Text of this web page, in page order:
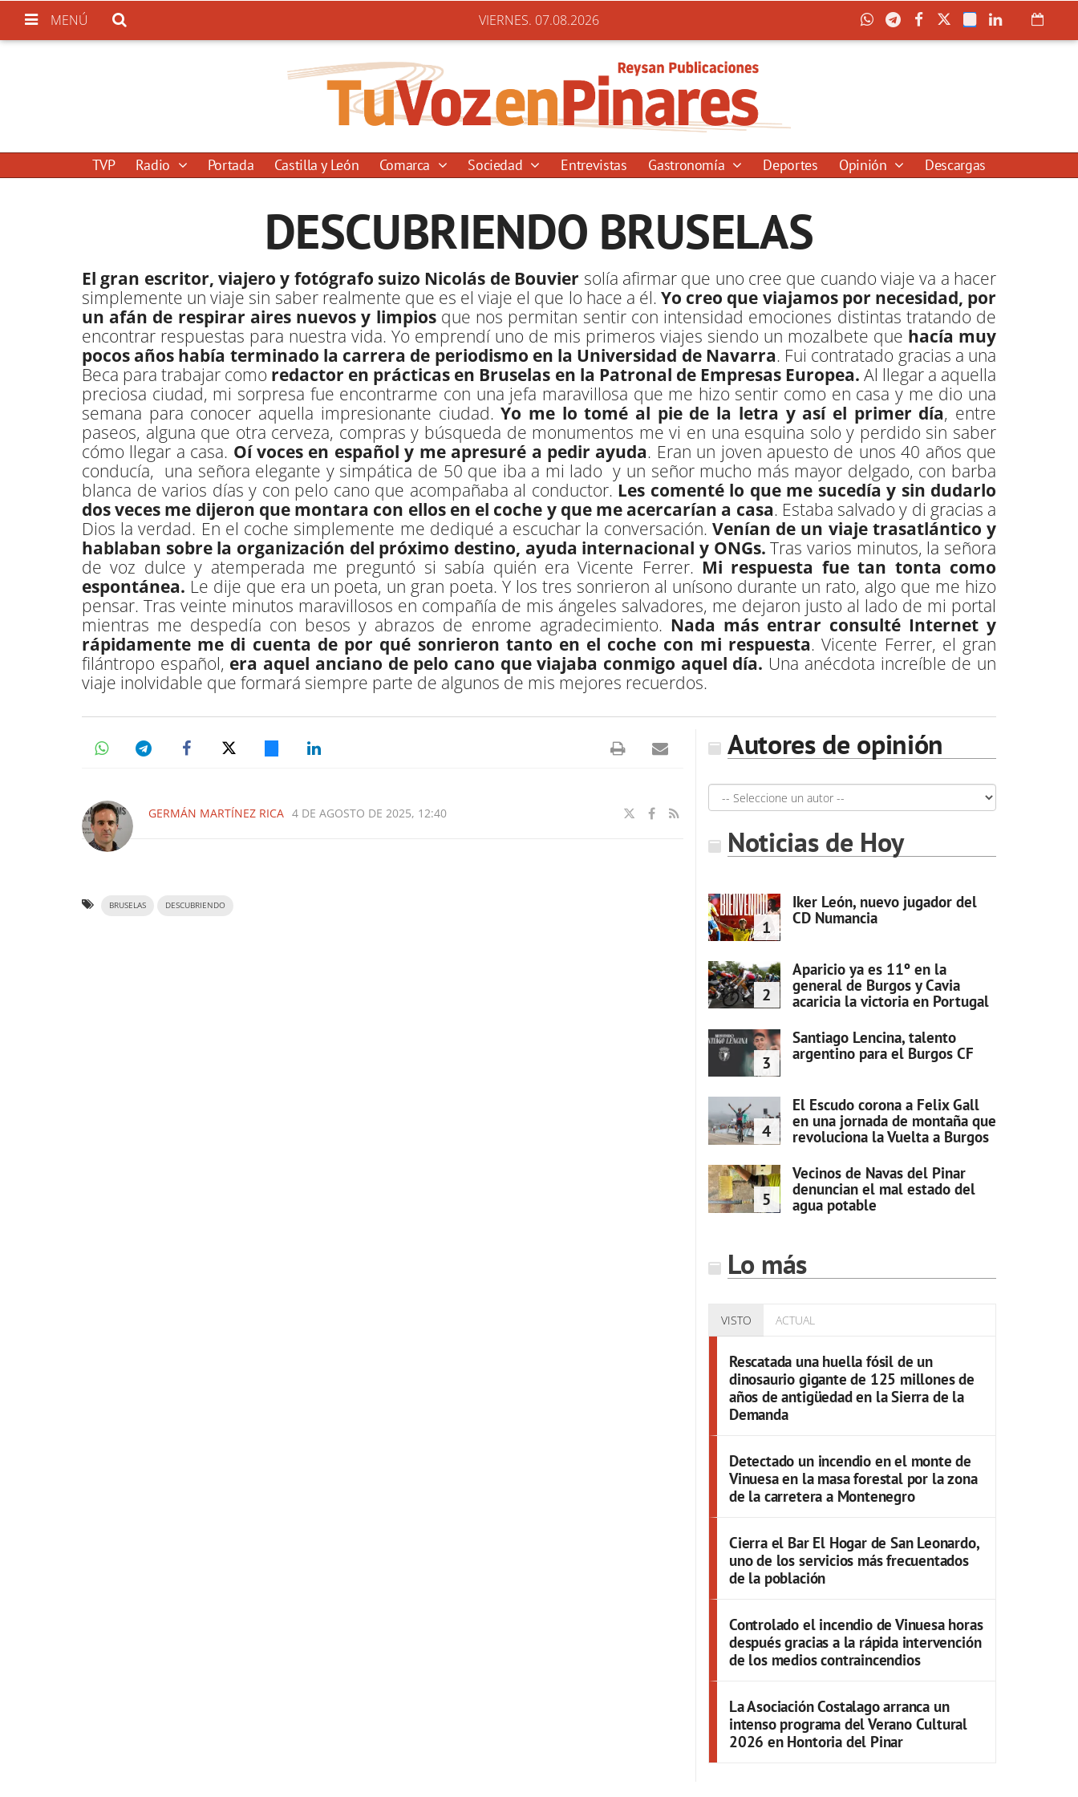
MENÚ VIERNES. 07.08.2026
TVP Radio Portada Castilla y León Comarca Sociedad Entrevistas Gastronomía Deportes Opinión Descargas
DESCUBRIENDO BRUSELAS
El gran escritor, viajero y fotógrafo suizo Nicolás de Bouvier solía afirmar que uno cree que cuando viaje va a hacer
simplemente un viaje sin saber realmente que es el viaje el que lo hace a él.Yo creo que viajamos por necesidad, por
un afán de respirar aires nuevos y limpiosque nos permitan sentir con intensidad emociones distintas tratando de
encontrar respuestas para nuestra vida. Yo emprendí uno de mis primeros viajes siendo un mozalbete que hacía muy
pocos años había terminado la carrera de periodismo en la Universidad de Navarra. Fui contratado gracias a una
Beca para trabajar como redactor en prácticas en Bruselas en la Patronal de Empresas Europea. Al llegar a aquella
preciosa ciudad, mi sorpresa fue encontrarme con una jefa maravillosa que me hizo sentir como en casa y me dio una
semana para conocer aquella impresionante ciudad.Yo me lo tomé al pie de la letra y así el primer día, entre
paseos, alguna que otra cerveza, compras y búsqueda de monumentos me vi en una esquina solo y perdido sin saber
cómo llegar a casa. Oí voces en español y me apresuré a pedir ayuda. Eran un joven apuesto de unos 40 años que
conducía, una señora elegante y simpática de 50 que iba a mi lado y un señor mucho más mayor delgado, con barba
blanca de varios días y con pelo cano que acompañaba al conductor. Les comenté lo que me sucedía y sin dudarlo
dos veces me dijeron que montara con ellos en el coche y que me acercarían a casa. Estaba salvado y di gracias a
Dios la verdad. En el coche simplemente me dediqué a escuchar la conversación. Venían de un viaje trasatlántico y
hablaban sobre la organización del próximo destino, ayuda internacional y ONGs. Tras varios minutos, la señora
de voz dulce y atemperada me preguntó si sabía quién era Vicente Ferrer. Mi respuesta fue tan tonta como
espontánea. Le dije que era un poeta, un gran poeta. Y los tres sonrieron al unísono durante un rato, algo que me hizo
pensar. Tras veinte minutos maravillosos en compañía de mis ángeles salvadores, me dejaron justo al lado de mi portal
mientras me despedía con besos y abrazos de enrome agradecimiento. Nada más entrar consulté Internet y
rápidamente me di cuenta de por qué sonrieron tanto en el coche con mi respuesta. Vicente Ferrer, el gran
filántropo español, era aquel anciano de pelo cano que viajaba conmigo aquel día. Una anécdota increíble de un
viaje inolvidable que formará siempre parte de algunos de mis mejores recuerdos.
GERMÁN MARTÍNEZ RICA 4 DE AGOSTO DE 2025, 12:40
BRUSELAS DESCUBRIENDO
Autores de opinión
Noticias de Hoy
1
Iker León, nuevo jugador del
CD Numancia
2
Aparicio ya es 11º en la
general de Burgos y Cavia
acaricia la victoria en Portugal
3
Santiago Lencina, talento
argentino para el Burgos CF
4
El Escudo corona a Felix Gall
en una jornada de montaña que
revoluciona la Vuelta a Burgos
5
Vecinos de Navas del Pinar
denuncian el mal estado del
agua potable
Lo más
VISTO ACTUAL
Rescatada una huella fósil de un
dinosaurio gigante de 125 millones de
años de antigüedad en la Sierra de la
Demanda
Detectado un incendio en el monte de
Vinuesa en la masa forestal por la zona
de la carretera a Montenegro
Cierra el Bar El Hogar de San Leonardo,
uno de los servicios más frecuentados
de la población
Controlado el incendio de Vinuesa horas
después gracias a la rápida intervención
de los medios contraincendios
La Asociación Costalago arranca un
intenso programa del Verano Cultural
2026 en Hontoria del Pinar